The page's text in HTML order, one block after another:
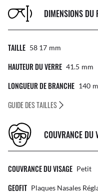
DIMENSIONS DU
TAILLE 58 17 Mm
HAUTEUR DU VERRE 41.5 Mm
LONGUEUR DE BRANCHE 140
GUIDE DES TAILLES
COUVRANCE DU
COUVRANCE DU VISAGE Petit
GEOFIT Plaques Nasales